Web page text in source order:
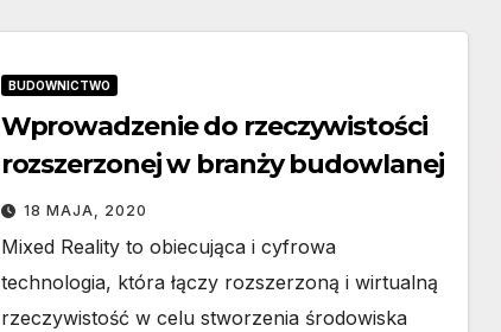
BUDOWNICTWO
Wprowadzenie do rzeczywistości
rozszerzonej w branży budowlanej
18 MAJA, 2020
Mixed Reality to obiecująca i cyfrowa
technologia, która łączy rozszerzoną i wirtualną
rzeczywistość w celu stworzenia środowiska